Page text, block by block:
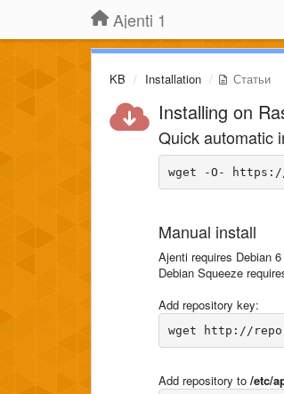
Ajenti 1
KB Installation Статьи
Installing on
Quick automatic
Manual install
Ajenti requires Debian
Debian Squeeze
Add repository key:
Add repository to /etc/